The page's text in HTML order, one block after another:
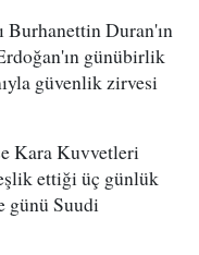
Burhanettin Duran'ın
günübirlik
güvenlik zirvesi
Kara Kuvvetleri
ettiği üç günlük
günü Suudi